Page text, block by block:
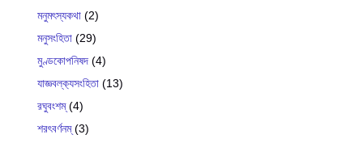
মনুমৎস্যকথা (2)
মনুসংহিতা (29)
মুণ্ডকোপনিষদ (4)
যাজ্ঞবল্ক‍্যসংহিতা (13)
রঘুবংশম্(4)
শরৎবর্ণনম্(3)